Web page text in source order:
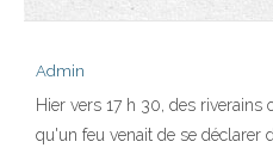
Admin
Hier vers 17 h 30, des riverains
qu'un feu venait de se déclarer